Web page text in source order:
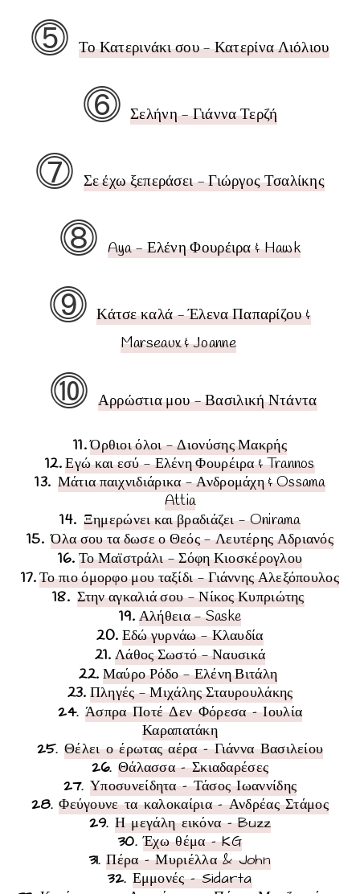
⓹ Το Κατερινάκι σου - Κατερίνα Λιόλιου
⓺Σελήνη - Γιάννα Τερζή
⓻ Σε έχω ξεπεράσει - Γιώργος Τσαλίκης
⓼ Aya - Ελένη Φουρέιρα & Hawk
⓽Κάτσε καλά - Έλενα Παπαρίζου &
Marseaux & Joanne
⓾ Αρρώστια μου - Βασιλική Ντάντα
11.Όρθιοι όλοι - Διονύσης Μακρής
12.Εγώ και εσύ - Ελένη Φουρέιρα & Trannos
13. Μάτια παιχνιδιάρικα - Ανδρομάχη & Ossama
Attia
14. Ξημερώνει και βραδιάζει - Onirama
15. Όλα σου τα δωσε ο Θεός - Λευτέρης Αδριανός
16. Το Μαϊστράλι - Σόφη Κιοσκέρογλου
17.Το πιο όμορφο μου ταξίδι - Γιάννης Αλεξόπουλος
18. Στην αγκαλιά σου - Νίκος Κυπριώτης
19. Αλήθεια - Saske
20. Εδώ γυρνάω - Κλαυδία
21. Λάθος Σωστό - Ναυσικά
22. Μαύρο Ρόδο - Ελένη Βιτάλη
23. Πληγές - Μιχάλης Σταυρουλάκης
24. Άσπρα Ποτέ Δεν Φόρεσα - Ιουλία
Καραπατάκη
25. Θέλει ο έρωτας αέρα - Γιάννα Βασιλείου
26. Θάλασσα - Σκιαδαρέσες
27. Υποσυνείδητα - Τάσος Ιωαννίδης
28. Φεύγουνε τα καλοκαίρια - Ανδρέας Στάμος
29. Η μεγάλη εικόνα - Buzz
30. Έχω θέμα - KG
31. Πέρα - Μυριέλλα & John
32. Εμμονές- Sidarta